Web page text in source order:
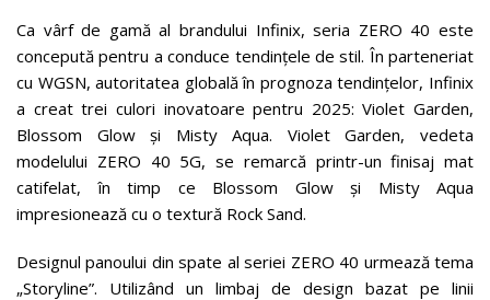
Ca vârf de gamă al brandului Infinix, seria ZERO 40 este
concepută pentru a conduce tendințele de stil. În parteneriat
cu WGSN, autoritatea globală în prognoza tendințelor, Infinix
a creat trei culori inovatoare pentru 2025: Violet Garden,
Blossom Glow și Misty Aqua. Violet Garden, vedeta
modelului ZERO 40 5G, se remarcă printr-un finisaj mat
catifelat, în timp ce Blossom Glow și Misty Aqua
impresionează cu o textură Rock Sand.
Designul panoului din spate al seriei ZERO 40 urmează tema
„Storyline”. Utilizând un limbaj de design bazat pe linii